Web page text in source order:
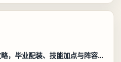
异环白藏养成攻略，毕业配装、技能加点与阵容搭配保姆级解析